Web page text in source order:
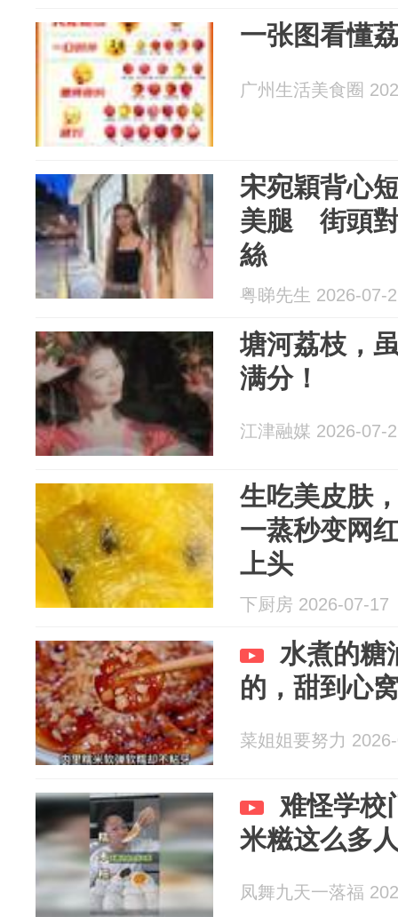
一张图看懂
广州生活美食圈
宋宛穎背心
美腿 街頭對
絲
粤睇先生 2026-07-
塘河荔枝，
满分！
江津融媒 2026-07-
生吃美皮肤
一蒸秒变网
上头
下厨房 2026-07-17
水煮的糖
的，甜到心
菜姐姐要努力
难怪学校
米糍这么多
凤舞九天一落福